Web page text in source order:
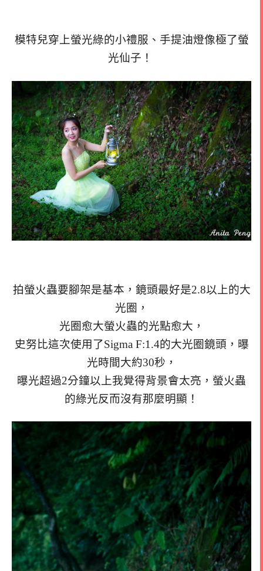
模特兒穿上螢光綠的小禮服、手提油燈像極了螢
光仙子！
拍螢火蟲要腳架是基本，鏡頭最好是2.8以上的大
光圈，
光圈愈大螢火蟲的光點愈大，
史努比這次使用了Sigma F:1.4的大光圈鏡頭，曝
光時間大約30秒，
曝光超過2分鐘以上我覺得背景會太亮，螢火蟲
的綠光反而沒有那麼明顯！